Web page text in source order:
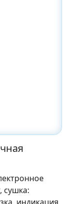
сушка:
индикация